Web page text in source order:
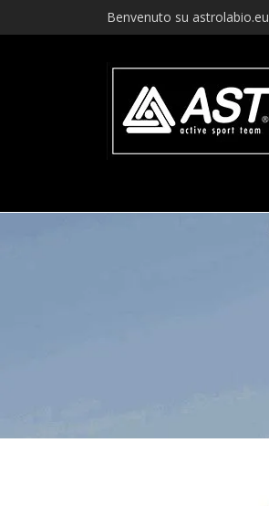
Benvenuto su astrolabio.eu